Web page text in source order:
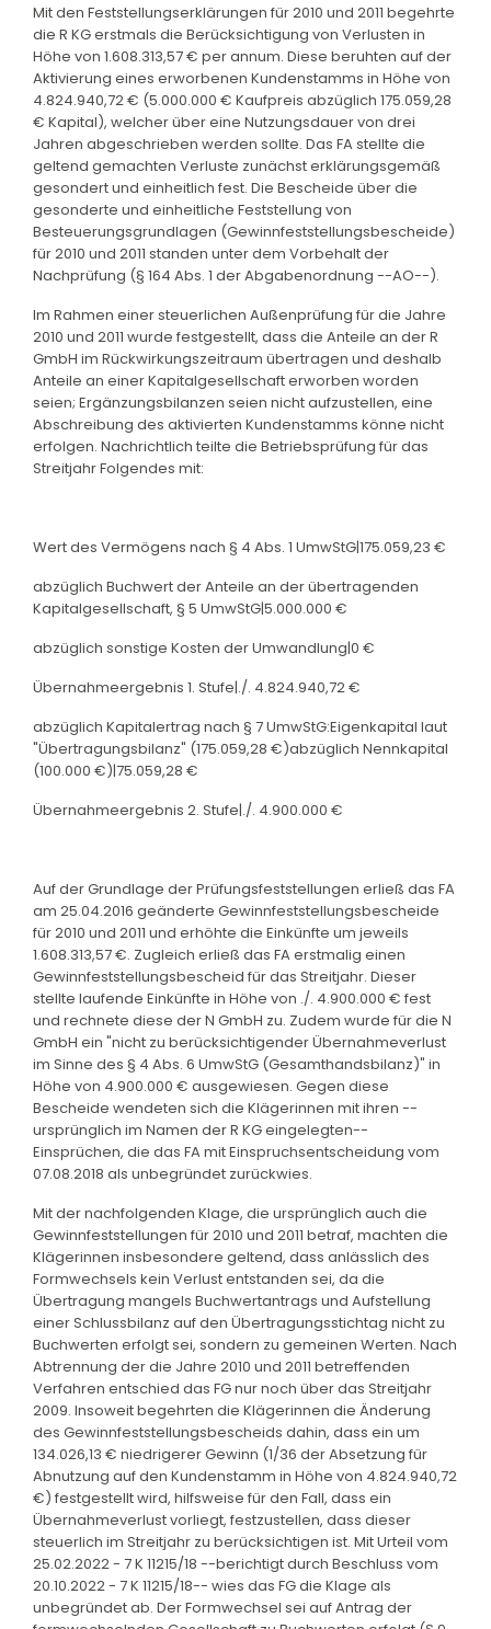
Mit den Feststellungserklärungen für 2010 und 2011 begehrte
die R KG erstmals die Berücksichtigung von Verlusten in
Höhe von 1.608.313,57 € per annum. Diese beruhten auf der
Aktivierung eines erworbenen Kundenstamms in Höhe von
4.824.940,72 € (5.000.000 € Kaufpreis abzüglich 175.059,28
€ Kapital), welcher über eine Nutzungsdauer von drei
Jahren abgeschrieben werden sollte. Das FA stellte die
geltend gemachten Verluste zunächst erklärungsgemäß
gesondert und einheitlich fest. Die Bescheide über die
gesonderte und einheitliche Feststellung von
Besteuerungsgrundlagen (Gewinnfeststellungsbescheide)
für 2010 und 2011 standen unter dem Vorbehalt der
Nachprüfung (§ 164 Abs. 1 der Abgabenordnung --AO--).
Im Rahmen einer steuerlichen Außenprüfung für die Jahre
2010 und 2011 wurde festgestellt, dass die Anteile an der R
GmbH im Rückwirkungszeitraum übertragen und deshalb
Anteile an einer Kapitalgesellschaft erworben worden
seien; Ergänzungsbilanzen seien nicht aufzustellen, eine
Abschreibung des aktivierten Kundenstamms könne nicht
erfolgen. Nachrichtlich teilte die Betriebsprüfung für das
Streitjahr Folgendes mit:
Wert des Vermögens nach § 4 Abs. 1 UmwStG|175.059,23 €
abzüglich Buchwert der Anteile an der übertragenden
Kapitalgesellschaft, § 5 UmwStG|5.000.000 €
abzüglich sonstige Kosten der Umwandlung|0 €
Übernahmeergebnis 1. Stufe|./. 4.824.940,72 €
abzüglich Kapitalertrag nach § 7 UmwStG:Eigenkapital laut
"Übertragungsbilanz" (175.059,28 €)abzüglich Nennkapital
(100.000 €)|75.059,28 €
Übernahmeergebnis 2. Stufe|./. 4.900.000 €
Auf der Grundlage der Prüfungsfeststellungen erließ das FA
am 25.04.2016 geänderte Gewinnfeststellungsbescheide
für 2010 und 2011 und erhöhte die Einkünfte um jeweils
1.608.313,57 €. Zugleich erließ das FA erstmalig einen
Gewinnfeststellungsbescheid für das Streitjahr. Dieser
stellte laufende Einkünfte in Höhe von ./. 4.900.000 € fest
und rechnete diese der N GmbH zu. Zudem wurde für die N
GmbH ein "nicht zu berücksichtigender Übernahmeverlust
im Sinne des § 4 Abs. 6 UmwStG (Gesamthandsbilanz)" in
Höhe von 4.900.000 € ausgewiesen. Gegen diese
Bescheide wendeten sich die Klägerinnen mit ihren --
ursprünglich im Namen der R KG eingelegten--
Einsprüchen, die das FA mit Einspruchsentscheidung vom
07.08.2018 als unbegründet zurückwies.
Mit der nachfolgenden Klage, die ursprünglich auch die
Gewinnfeststellungen für 2010 und 2011 betraf, machten die
Klägerinnen insbesondere geltend, dass anlässlich des
Formwechsels kein Verlust entstanden sei, da die
Übertragung mangels Buchwertantrags und Aufstellung
einer Schlussbilanz auf den Übertragungsstichtag nicht zu
Buchwerten erfolgt sei, sondern zu gemeinen Werten. Nach
Abtrennung der die Jahre 2010 und 2011 betreffenden
Verfahren entschied das FG nur noch über das Streitjahr
2009. Insoweit begehrten die Klägerinnen die Änderung
des Gewinnfeststellungsbescheids dahin, dass ein um
134.026,13 € niedrigerer Gewinn (1/36 der Absetzung für
Abnutzung auf den Kundenstamm in Höhe von 4.824.940,72
€) festgestellt wird, hilfsweise für den Fall, dass ein
Übernahmeverlust vorliegt, festzustellen, dass dieser
steuerlich im Streitjahr zu berücksichtigen ist. Mit Urteil vom
25.02.2022 - 7 K 11215/18 --berichtigt durch Beschluss vom
20.10.2022 - 7 K 11215/18-- wies das FG die Klage als
unbegründet ab. Der Formwechsel sei auf Antrag der